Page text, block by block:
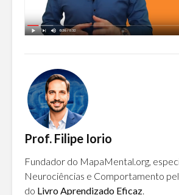
Prof. Filipe Iorio
Fundador do MapaMental.org,
Neurociências e Comportamento
do Livro Aprendizado Eficaz.